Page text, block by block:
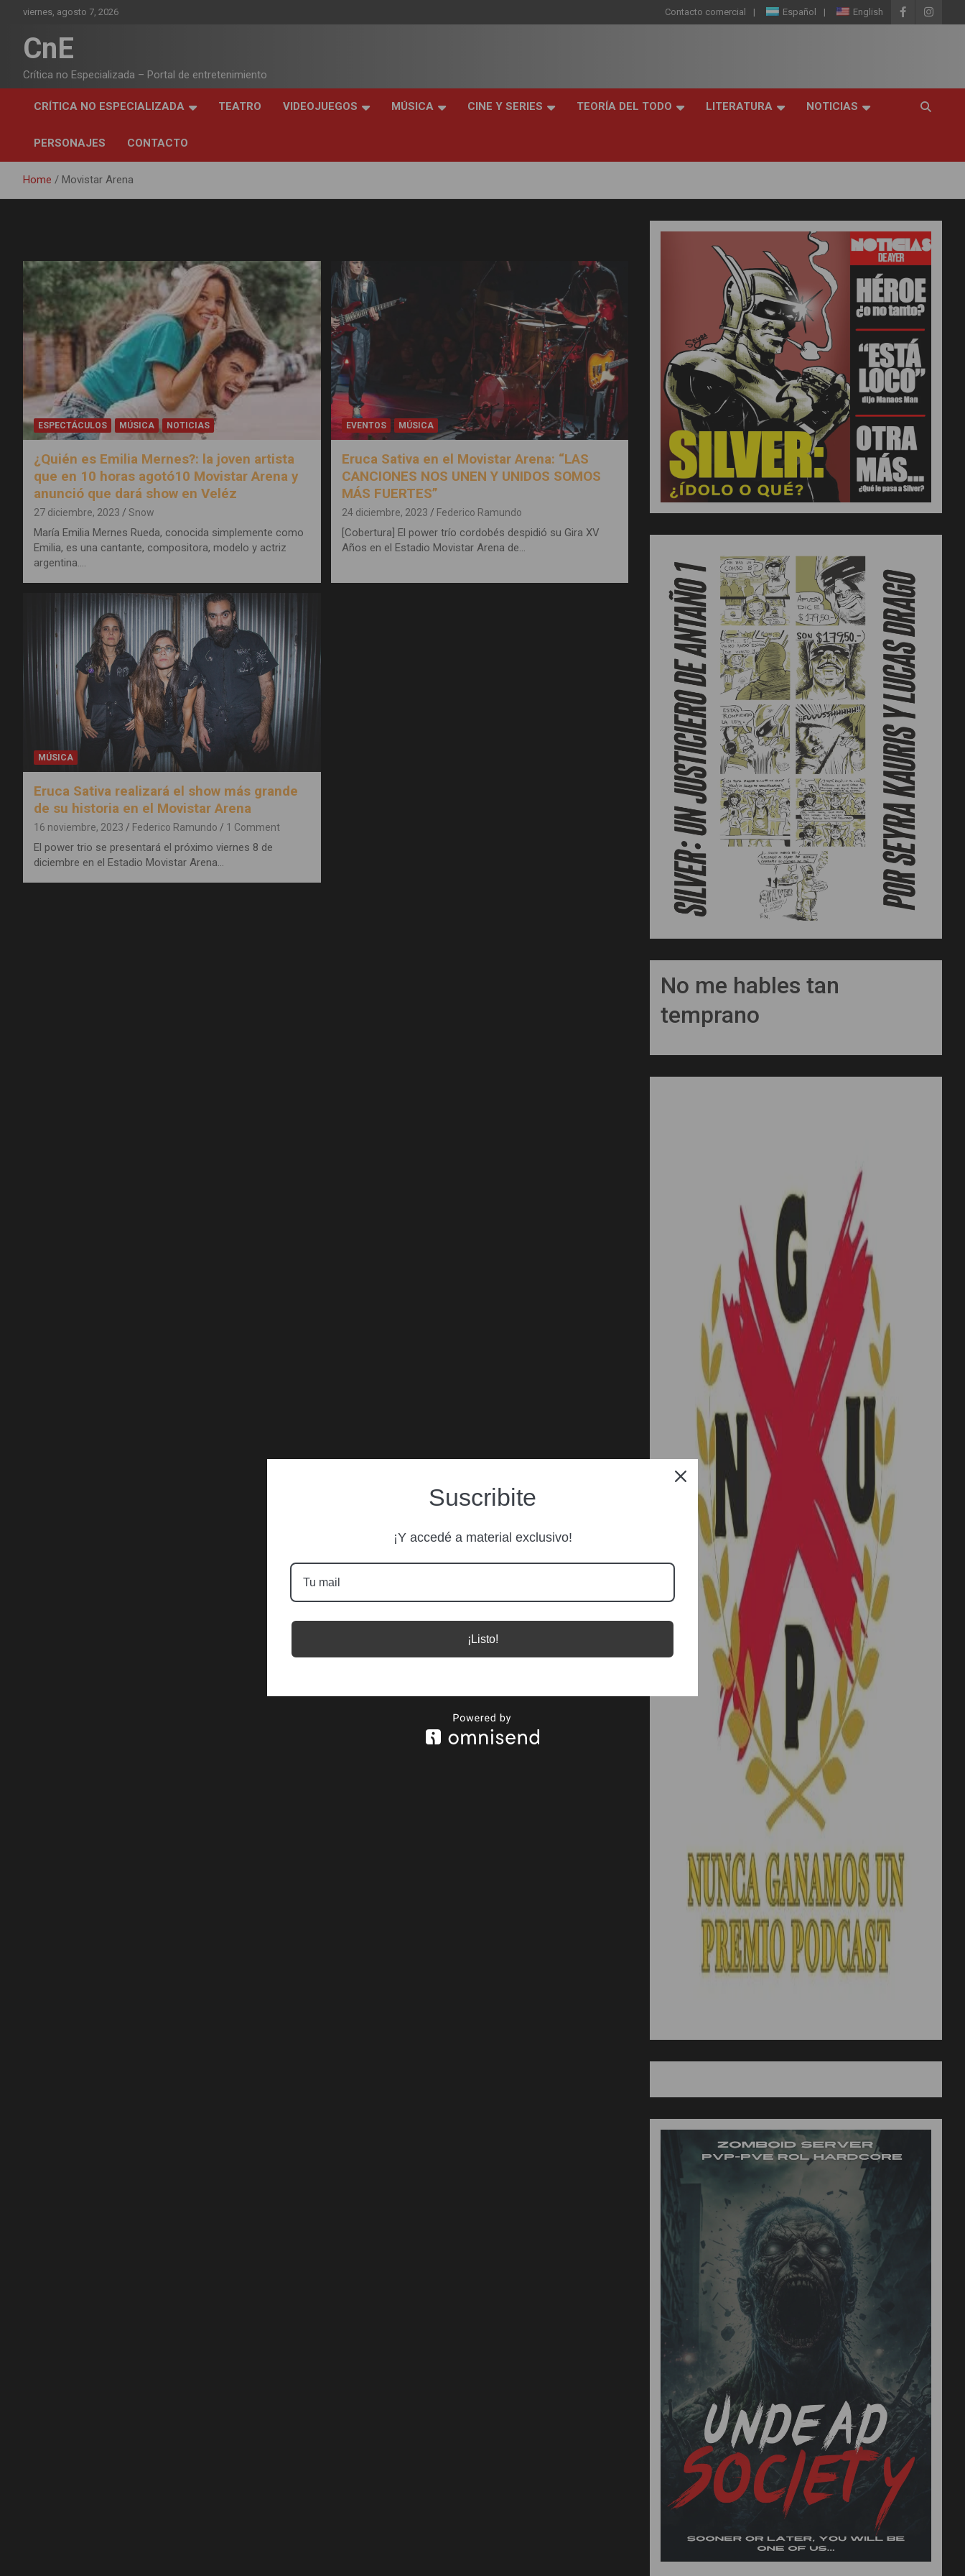
content
viernes, agosto 7, 2026 Contacto comercial Español English
CnE
Crítica no Especializada – Portal de entretenimiento
CRÍTICA NO ESPECIALIZADA TEATRO VIDEOJUEGOS MÚSICA CINE Y SERIES TEORÍA DEL TODO LITERATURA NOTICIAS
PERSONAJES CONTACTO
Home Movistar Arena
ESPECTÁCULOS MÚSICA NOTICIAS
¿Quién es Emilia Mernes?: la joven artista
que en 10 horas agotó10 Movistar Arena y
anunció que dará show en Veléz
27 diciembre, 2023 Snow
María Emilia Mernes Rueda, conocida simplemente como
Emilia, es una cantante, compositora, modelo y actriz
argentina.…
EVENTOS MÚSICA
Eruca Sativa en el Movistar Arena: “LAS
CANCIONES NOS UNEN Y UNIDOS SOMOS
MÁS FUERTES”
24 diciembre, 2023 Federico Ramundo
[Cobertura] El power trío cordobés despidió su Gira XV
Años en el Estadio Movistar Arena de…
MÚSICA
Eruca Sativa realizará el show más grande
de su historia en el Movistar Arena
16 noviembre, 2023 Federico Ramundo 1 Comment
El power trio se presentará el próximo viernes 8 de
diciembre en el Estadio Movistar Arena…
No me hables tan
temprano
Suscribite
¡Y accedé a material exclusivo!
¡Listo!